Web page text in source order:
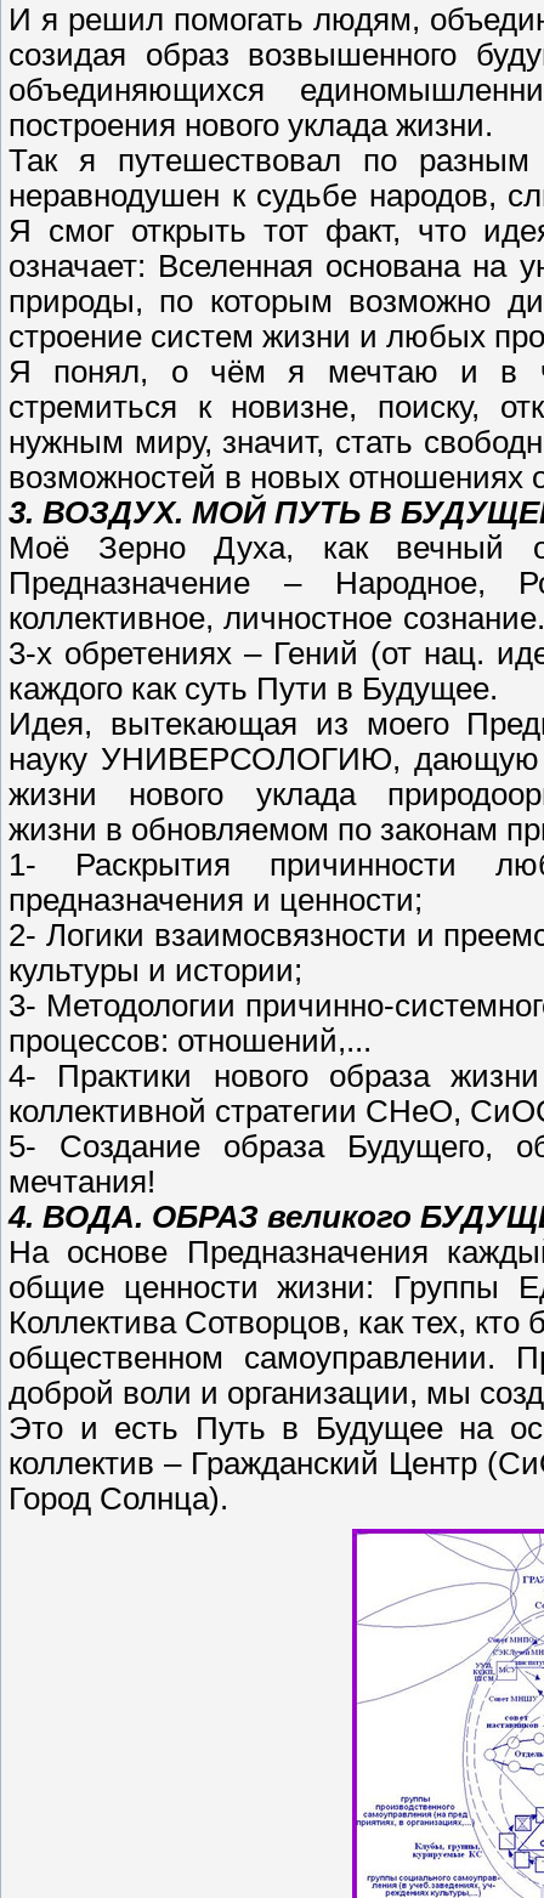
И я решил помогать людям,
созидая образ возвышенного
объединяющихся
построения нового уклада жизни.
Так я путешествовал по
неравнодушен к судьбе народов,
Я смог открыть тот факт, что
означает: Вселенная основана на
природы, по которым возможно
строение систем жизни и любых
Я понял, о чём я мечтаю и в
стремиться к новизне, поиску,
нужным миру, значит, стать
возможностей в новых отношениях
3. ВОЗДУХ. МОЙ ПУТЬ В
Моё Зерно Духа, как вечный
Предназначение – Народное,
коллективное, личностное
3-х обретениях – Гений (от нац.
каждого как суть Пути в Будущее.
Идея, вытекающая из моего
науку УНИВЕРСОЛОГИЮ, дающую
жизни нового уклада
жизни в обновляемом по законам
1- Раскрытия причинности
предназначения и ценности;
2- Логики взаимосвязности и
культуры и истории;
3- Методологии причинно-
процессов: отношений,...
4- Практики нового образа
коллективной стратегии СНеО,
5- Создание образа Будущего,
мечтания!
4. ВОДА. ОБРАЗ великого
На основе Предназначения
общие ценности жизни: Группы
Коллектива Сотворцов, как тех,
общественном самоуправлении.
доброй воли и организации, мы
Это и есть Путь в Будущее на
коллектив – Гражданский Центр
Город Солнца).